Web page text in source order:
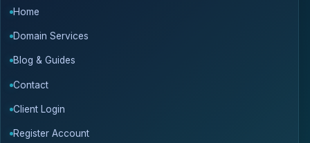
Home
Domain Services
Blog & Guides
Contact
Client Login
Register Account